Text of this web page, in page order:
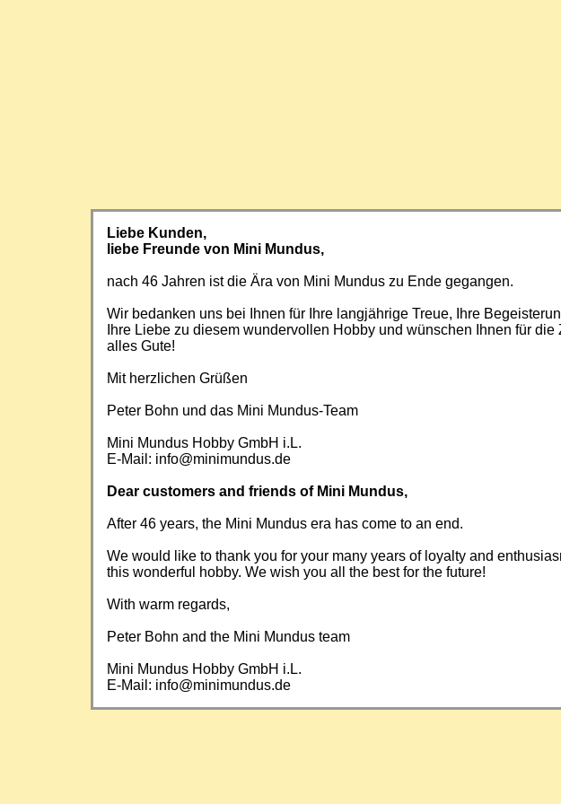
Liebe Kunden,
liebe Freunde von Mini Mundus,
nach 46 Jahren ist die Ära von Mini Mundus zu Ende gegangen.
Wir bedanken uns bei Ihnen für Ihre langjährige Treue, Ihre
Ihre Liebe zu diesem wundervollen Hobby und wünschen Ihnen für die
alles Gute!
Mit herzlichen Grüßen
Peter Bohn und das Mini Mundus-Team
Mini Mundus Hobby GmbH i.L.
E-Mail: info@minimundus.de
Dear customers and friends of Mini Mundus,
After 46 years, the Mini Mundus era has come to an end.
We would like to thank you for your many years of loyalty and
this wonderful hobby. We wish you all the best for the future!
With warm regards,
Peter Bohn and the Mini Mundus team
Mini Mundus Hobby GmbH i.L.
E-Mail: info@minimundus.de